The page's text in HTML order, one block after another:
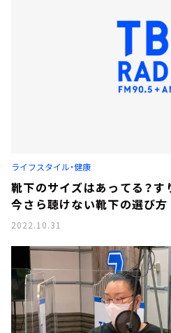
ライフスタイル・健康
靴下のサイズはあってる？す
今さら聴けない靴下の選び方
2022.10.31